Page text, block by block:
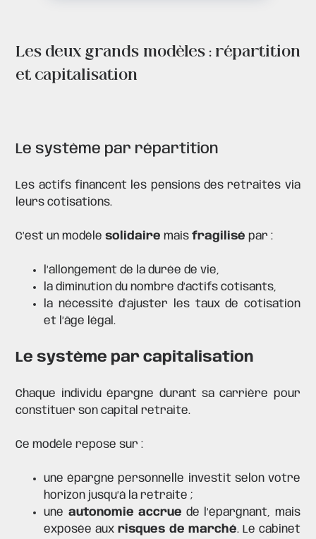
Les deux grands modèles : répartition
et capitalisation
Le système par répartition
Les actifs financent les pensions des retraités via
leurs cotisations.
C’est un modèlesolidaire maisfragilisé par :
l’allongement de la durée de vie,
la diminution du nombre d’actifs cotisants,
la nécessité d’ajuster les taux de cotisation
et l’âge légal.
Le système par capitalisation
Chaque individu épargne durant sa carrière pour
constituer son capital retraite.
Ce modèle repose sur :
une épargne personnelle investit selon votre
horizon jusqu’à la retraite ;
une autonomie accrue de l’épargnant, mais
exposée auxrisques de marché. Le cabinet